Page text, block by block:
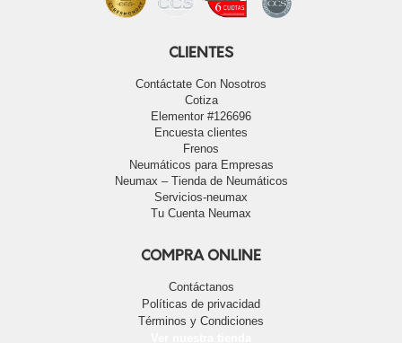
CLIENTES
Contáctate Con Nosotros
Cotiza
Elementor #126696
Encuesta clientes
Frenos
Neumáticos para Empresas
Neumax – Tienda de Neumáticos
Servicios-neumax
Tu Cuenta Neumax
COMPRA ONLINE
Contáctanos
Políticas de privacidad
Términos y Condiciones